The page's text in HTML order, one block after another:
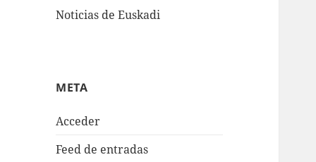
Noticias de Euskadi
META
Acceder
Feed de entradas